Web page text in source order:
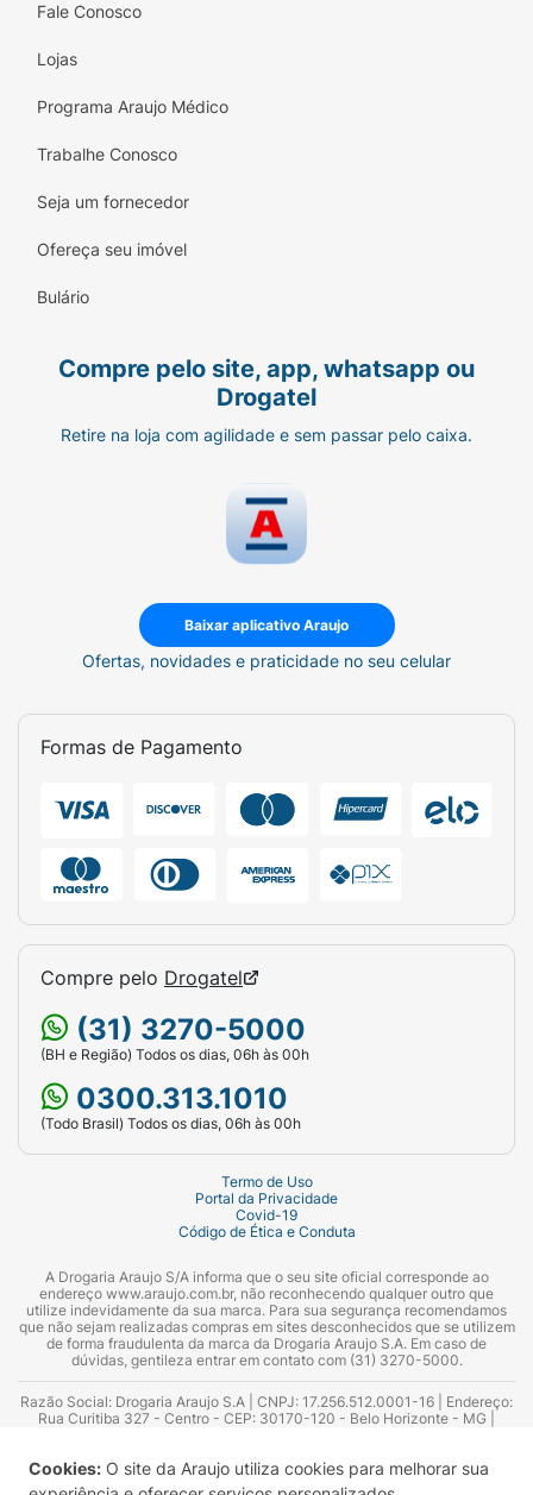
Cookies: O site da Araujo utiliza cookies para melhorar sua
Fale Conosco
Lojas
Programa Araujo Médico
Trabalhe Conosco
Seja um fornecedor
Ofereça seu imóvel
Bulário
Compre pelo site, app, whatsapp ou
Drogatel
Retire na loja com agilidade e sem passar pelo caixa.
Baixar aplicativo Araujo
Ofertas, novidades e praticidade no seu celular
Formas de Pagamento
Compre pelo Drogatel
(31) 3270-5000
(BH e Região) Todos os dias, 06h às 00h
0300.313.1010
(Todo Brasil) Todos os dias, 06h às 00h
Termo de Uso
Portal da Privacidade
Covid-19
Código de Ética e Conduta
A Drogaria Araujo S/A informa que o seu site oficial corresponde ao
endereço www.araujo.com.br, não reconhecendo qualquer outro que
utilize indevidamente da sua marca. Para sua segurança recomendamos
que não sejam realizadas compras em sites desconhecidos que se utilizem
de forma fraudulenta da marca da Drogaria Araujo S.A. Em caso de
dúvidas, gentileza entrar em contato com (31) 3270-5000.
Razão Social: Drogaria Araujo S.A | CNPJ: 17.256.512.0001-16 | Endereço:
Rua Curitiba 327 - Centro - CEP: 30170-120 - Belo Horizonte - MG |
Azevedo Guimarães – CRF 10.965 | Yasmin Silva Alvarenga – CRF 52.584 -
Consultor substituto: Thiago Aguiar Pinheiro - CRF Nº 13.748. Alvará